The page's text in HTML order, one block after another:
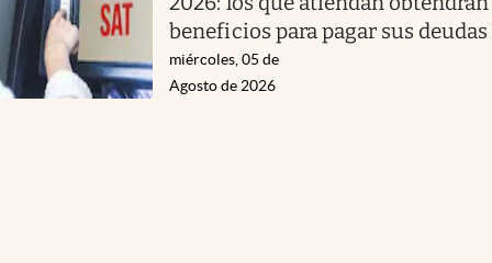
beneficios para pagar sus deudas
miércoles, 05 de
Agosto de 2026